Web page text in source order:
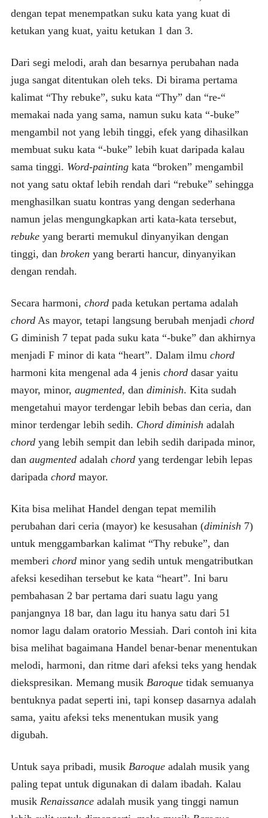
dengan tepat menempatkan suku kata yang kuat di
ketukan yang kuat, yaitu ketukan 1 dan 3.
Dari segi melodi, arah dan besarnya perubahan nada
juga sangat ditentukan oleh teks. Di birama pertama
kalimat “Thy rebuke”, suku kata “Thy” dan “re-“
memakai nada yang sama, namun suku kata “-buke”
mengambil not yang lebih tinggi, efek yang dihasilkan
membuat suku kata “-buke” lebih kuat daripada kalau
sama tinggi. Word-paintingkata “broken” mengambil
not yang satu oktaf lebih rendah dari “rebuke” sehingga
menghasilkan suatu kontras yang dengan sederhana
namun jelas mengungkapkan arti kata-kata tersebut,
rebukeyang berarti memukul dinyanyikan dengan
tinggi, dan broken yang berarti hancur, dinyanyikan
dengan rendah.
Secara harmoni, chordpada ketukan pertama adalah
chordAs mayor, tetapi langsung berubah menjadi chord
G diminish 7 tepat pada suku kata “-buke” dan akhirnya
menjadi F minor di kata “heart”. Dalam ilmu chord
harmoni kita mengenal ada 4 jenis chorddasar yaitu
mayor, minor, augmented, dan diminish. Kita sudah
mengetahui mayor terdengar lebih bebas dan ceria, dan
minor terdengar lebih sedih. Chord diminish adalah
chordyang lebih sempit dan lebih sedih daripada minor,
dan augmentedadalah chordyang terdengar lebih lepas
daripada chordmayor.
Kita bisa melihat Handel dengan tepat memilih
perubahan dari ceria (mayor) ke kesusahan (diminish 7)
untuk menggambarkan kalimat “Thy rebuke”, dan
memberi chordminor yang sedih untuk mengatributkan
afeksi kesedihan tersebut ke kata “heart”. Ini baru
pembahasan 2 bar pertama dari suatu lagu yang
panjangnya 18 bar, dan lagu itu hanya satu dari 51
nomor lagu dalam oratorio Messiah. Dari contoh ini kita
bisa melihat bagaimana Handel benar-benar menentukan
melodi, harmoni, dan ritme dari afeksi teks yang hendak
diekspresikan. Memang musik Baroquetidak semuanya
bentuknya padat seperti ini, tapi konsep dasarnya adalah
sama, yaitu afeksi teks menentukan musik yang
digubah.
Untuk saya pribadi, musik Baroqueadalah musik yang
paling tepat untuk digunakan di dalam ibadah. Kalau
musik Renaissanceadalah musik yang tinggi namun